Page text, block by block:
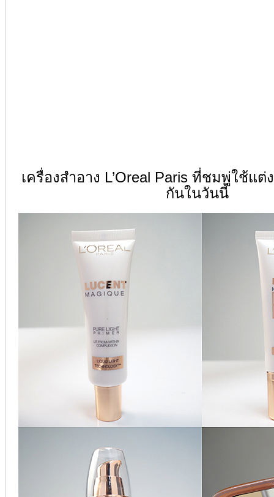
เครื่องสำอาง L’Oreal Paris ที่ชมพู่ใช้แต่
กันในวันนี้